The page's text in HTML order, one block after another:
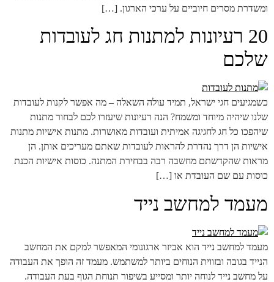
ומשדרת מסרים חיוביים על ערכי הארגון. […]
20 רעיונות למתנות חג לעובדות
שלכם
כשמגיעים חגי ישראל, תמיד עולה השאלה – מה אפשר לקנות לעובדות
שלנו שיהיה מיוחד ומשמח? הנה רעיונות שיעזרו לכם לבחור מתנות
שיהפכו כל חג לחגיגה אמיתית ועובדות מאושרות. מתנות אישיות מתנות
אישיות הן דרך נהדרת להראות לעובדות שאתם מעריכים אותן. הן
מראות שהקדשתם מחשבה רבה בבחירת המתנה. כוסות אישיות הכנת
כוסות עם שם העובדת או […]
מעמד למחשב נייד
​מעמד למחשב נייד הוא אביזר ארגונומי המאפשר למקם את המחשב
הנייד בגובה ובזווית הנוחים ביותר למשתמש. מעמד זה הופך את העבודה
על מחשב נייד לנוחה יותר ומסייע בשיפור תנוחת הגוף בעת העבודה.